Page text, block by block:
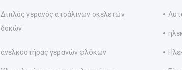
Διπλός γερανός ατσάλινων σκελετών
δοκών
ανελκυστήρας γερανών φλόκων